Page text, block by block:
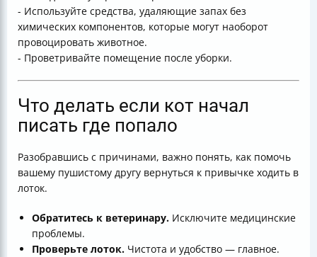
- Используйте средства, удаляющие запах без
химических компонентов, которые могут наоборот
провоцировать животное.
- Проветривайте помещение после уборки.
Что делать если кот начал
писать где попало
Разобравшись с причинами, важно понять, как помочь
вашему пушистому другу вернуться к привычке ходить в
лоток.
Обратитесь к ветеринару. Исключите медицинские
проблемы.
Проверьте лоток. Чистота и удобство — главное.